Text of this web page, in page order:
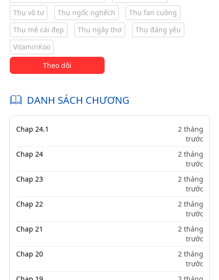
Thụ vô tư
Thụ ngốc nghếch
Thụ fan cuồng
Thụ mê cái đẹp
Thụ ngây thơ
Thụ đáng yêu
VitaminKoo
Theo dõi
DANH SÁCH CHƯƠNG
Chap 24.1
2 tháng
trước
Chap 24
2 tháng
trước
Chap 23
2 tháng
trước
Chap 22
2 tháng
trước
Chap 21
2 tháng
trước
Chap 20
2 tháng
trước